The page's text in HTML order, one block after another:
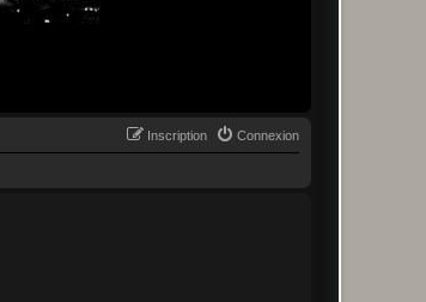
Connexion
Inscription